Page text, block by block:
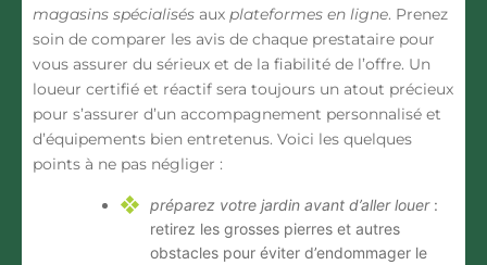
magasins spécialisés aux plateformes en ligne. Prenez
soin de comparer les avis de chaque prestataire pour
vous assurer du sérieux et de la fiabilité de l’offre. Un
loueur certifié et réactif sera toujours un atout précieux
pour s’assurer d’un accompagnement personnalisé et
d’équipements bien entretenus. Voici les quelques
points à ne pas négliger :
préparez votre jardin avant d’aller louer:
retirez les grosses pierres et autres
obstacles pour éviter d’endommager le